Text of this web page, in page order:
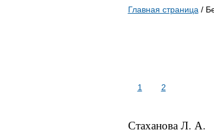
Главная страница /
1 2
Стаханова Л. А.